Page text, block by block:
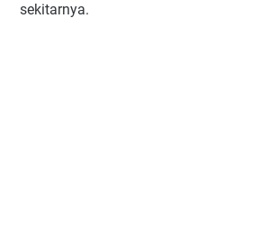
sekitarnya.